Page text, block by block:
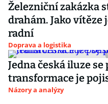
Železniční zakázka
drahám. Jako
radní
Doprava a logistika
Jedna česká iluze
transformace je
Názory a analýzy